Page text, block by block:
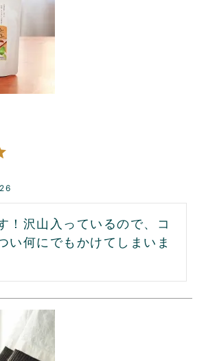
！沢山入っているので、コ
い何にでもかけてしまいま